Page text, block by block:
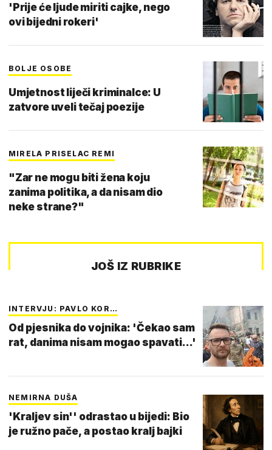
'Prije će ljude miriti cajke, nego
ovi bijedni rokeri'
BOLJE OSOBE
Umjetnost liječi kriminalce: U
zatvore uveli tečaj poezije
MIRELA PRISELAC REMI
"Zar ne mogu biti žena koju
zanima politika, a da nisam dio
neke strane?"
JOŠ IZ RUBRIKE
INTERVJU: PAVLO KOR…
Od pjesnika do vojnika: 'Čekao sam
rat, danima nisam mogao spavati...'
NEMIRNA DUŠA
'Kraljev sin'' odrastao u bijedi: Bio
je ružno pače, a postao kralj bajki